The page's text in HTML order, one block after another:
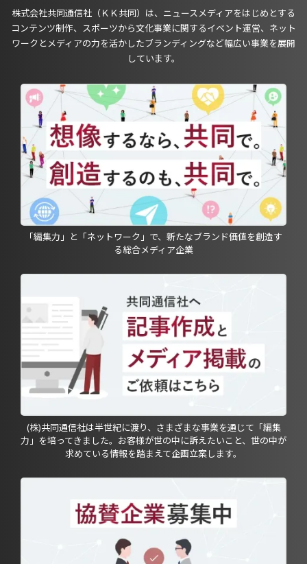
株式会社共同通信社（ＫＫ共同）は、ニュースメディアをはじめとする
コンテンツ制作、スポーツから文化事業に関するイベント運営、ネット
ワークとメディアの力を活かしたブランディングなど幅広い事業を展開
しています。
「編集力」と「ネットワーク」で、新たなブランド価値を創造す
る総合メディア企業
(株)共同通信社は半世紀に渡り、さまざまな事業を通じて「編集
力」を培ってきました。お客様が世の中に訴えたいこと、世の中が
求めている情報を踏まえて企画立案します。